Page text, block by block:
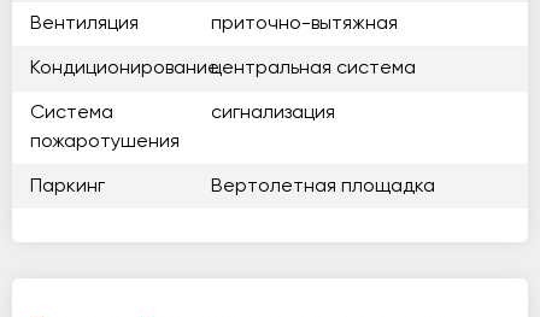
Вентиляция приточно-вытяжная
Кондиционированиецентральная система
Система
пожаротушения
сигнализация
Паркинг Вертолетная площадка